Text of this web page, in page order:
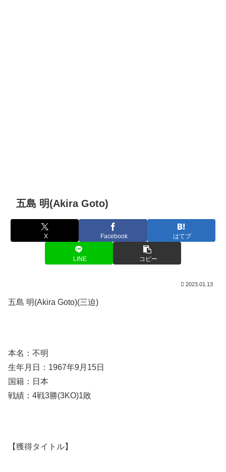
五島 明(Akira Goto)
X Facebook はてブ
LINE コピー
2023.01.13
五島 明(Akira Goto)(三迫)
本名：不明
生年月日：1967年9月15日
国籍：日本
戦績：4戦3勝(3KO)1敗
【獲得タイトル】